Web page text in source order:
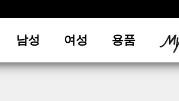
남성 여성 용품